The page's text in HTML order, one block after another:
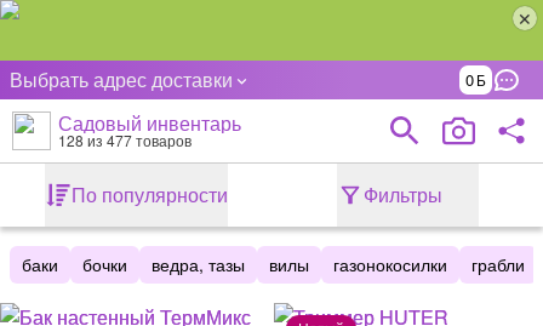
Выбрать адрес доставки 0
Садовый инвентарь
128из 477 товаров
По популярности Фильтры
баки бочки ведра, тазы вилы газонокосилки грабли